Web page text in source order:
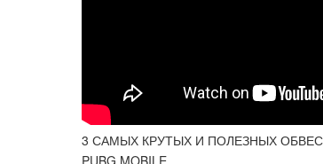
3 САМЫХ КРУТЫХ И ПОЛЕЗНЫХ
PUBG MOBILE